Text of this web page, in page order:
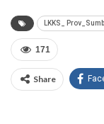
LKKS_
171
Share